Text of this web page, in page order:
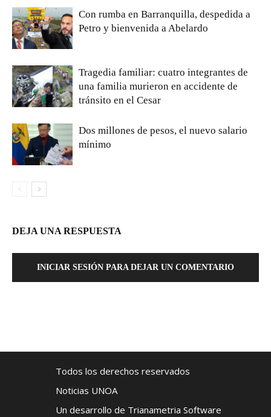
Con rumba en Barranquilla, despedida a
Petro y bienvenida a Abelardo
Tragedia familiar: cuatro integrantes de
una familia murieron en accidente de
tránsito en el Cesar
Dos millones de pesos, el nuevo salario
mínimo
DEJA UNA RESPUESTA
INICIAR SESIÓN PARA DEJAR UN COMENTARIO
Todos los derechos reservados
Noticias UNOA
Un desarrollo de Trianametria Software